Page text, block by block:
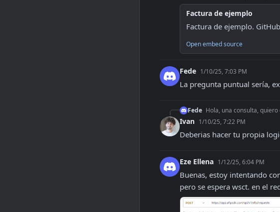
Factura de ejemplo
Factura de ejemplo.
Open embed source
Fede 1/10/25, 7:03 PM
La pregunta puntual sería,
Fede Hola, una consulta, quiero
Ivan 1/10/25, 7:22 PM
Deberias hacer tu propia
Eze Ellena 1/12/25, 6:04 PM
Buenas, estoy intentando
pero se espera wsct. en el